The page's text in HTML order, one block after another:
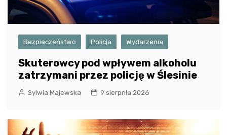
Bezpieczeństwo Policja Wydarzenia
Skuterowcy pod wpływem alkoholu
zatrzymani przez policję w Ślesinie
Sylwia Majewska 9 sierpnia 2026